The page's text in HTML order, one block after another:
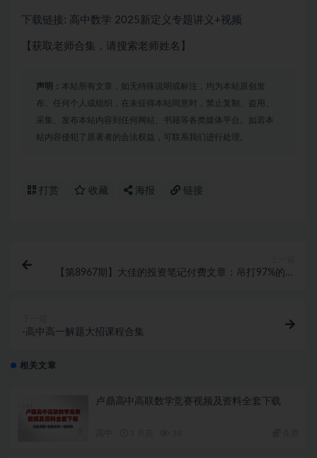
下载链接: 高中数学 2025新定义专题讲义+视频
【获取老师合集，请搜索老师姓名】
声明： 本站所有文章，如无特殊说明或标注，均为本站原创发
布。任何个人或组织，在未征得本站同意时，禁止复制、盗用、
采集、发布本站内容到任何网站、书籍等各类媒体平台。如若本
站内容侵犯了原著者的合法权益，可联系我们进行处理。
打赏 收藏 海报 链接
【第8967期】大佳的投资笔记付费文章：吊打97%的权
-高中高一解题大招课程合集
相关文章
卢鼎高中高联数学竞赛视频及资料全套下载